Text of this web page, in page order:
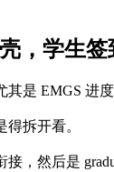
，学生
EMGS 进度
拆开看。
接，然后是